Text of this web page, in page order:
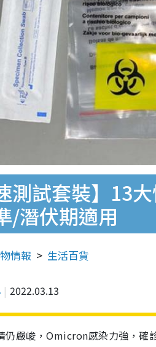
測試套裝】13
/潛伏期適用
情報 生活百貨
2022.03.13
仍嚴峻，Omicron感染力強，確